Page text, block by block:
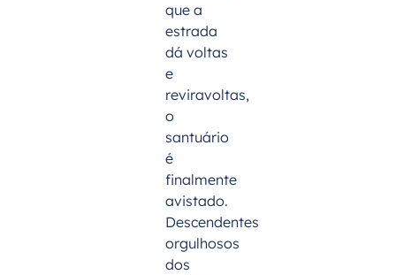
que a
estrada
dá voltas
e
reviravoltas,
o
santuário
é
finalmente
avistado.
Descendentes
orgulhosos
dos